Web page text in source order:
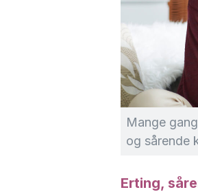
Mange
og sårende
Erting,